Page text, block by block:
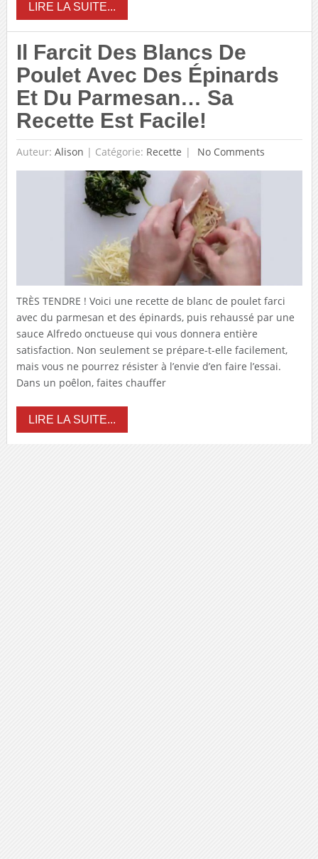
LIRE LA SUITE...
Il Farcit Des Blancs De
Poulet Avec Des Épinards
Et Du Parmesan… Sa
Recette Est Facile!
Auteur: Alison | Catégorie: Recette No Comments
TRÈS TENDRE ! Voici une recette de blanc de poulet farci
avec du parmesan et des épinards, puis rehaussé par une
sauce Alfredo onctueuse qui vous donnera entière
satisfaction. Non seulement se prépare-t-elle facilement,
mais vous ne pourrez résister à l’envie d’en faire l’essai.
Dans un poêlon, faites chauffer
LIRE LA SUITE...